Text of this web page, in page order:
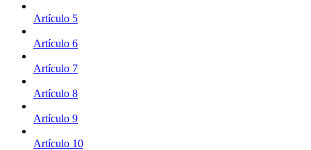
Artículo 5
Artículo 6
Artículo 7
Artículo 8
Artículo 9
Artículo 10